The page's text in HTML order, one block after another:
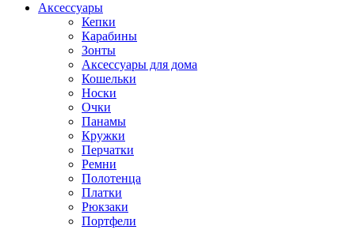
Аксессуары
Кепки
Карабины
Зонты
Аксессуары для дома
Кошельки
Носки
Очки
Панамы
Кружки
Перчатки
Ремни
Полотенца
Платки
Рюкзаки
Портфели